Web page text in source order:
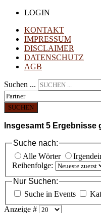
LOGIN
KONTAKT
IMPRESSUM
DISCLAIMER
DATENSCHUTZ
AGB
Suchen ...
SUCHEN
Insgesamt 5 Ergebnisse
Suche nach:
Alle Wörter
Reihenfolge:
Nur Suchen:
Suche in Events
Anzeige #